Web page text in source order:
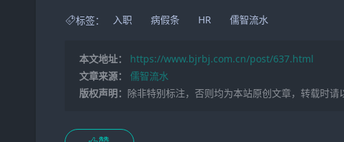
标签： 入职 病假条 HR 儒智流水
本文地址：
https://www.bjrbj.com.cn/post/637.html
文章来源：
儒智流水
版权声明： 除非特别标注，否则均为本站原创文章，转载时请